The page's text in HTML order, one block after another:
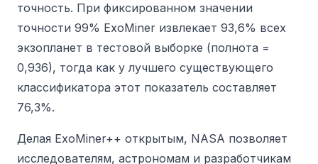
точность. При фиксированном значении
точности 99% ExoMiner извлекает 93,6% всех
экзопланет в тестовой выборке (полнота =
0,936), тогда как у лучшего существующего
классификатора этот показатель составляет
76,3%.
Делая ExoMiner++ открытым, NASA позволяет
исследователям, астрономам и разработчикам